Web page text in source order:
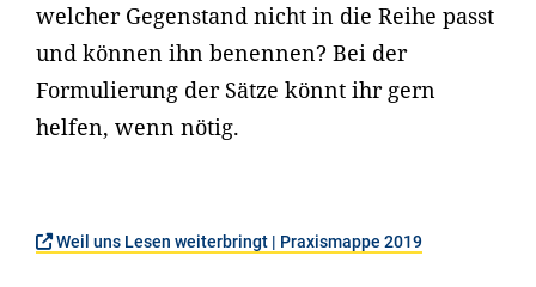
welcher Gegenstand nicht in die Reihe passt
und können ihn benennen? Bei der
Formulierung der Sätze könnt ihr gern
helfen, wenn nötig.
Weil uns Lesen weiterbringt | Praxismappe 2019